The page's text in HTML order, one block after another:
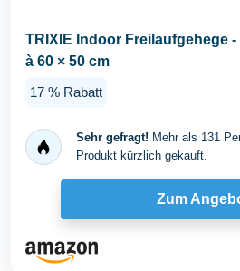
TRIXIE Indoor Freilaufgehege
à 60 × 50 cm
17 % Rabatt
Sehr gefragt! Mehr als 131
Produkt kürzlich gekauft.
Zum